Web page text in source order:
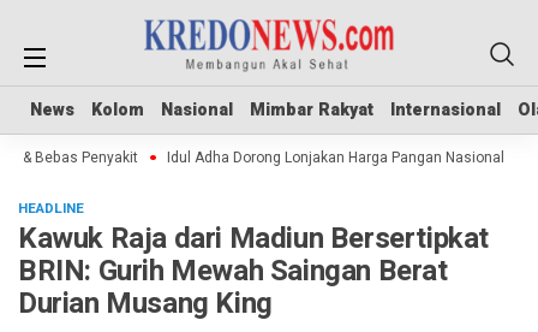
News Kolom Nasional Mimbar Rakyat Internasional
News Kolom Nasional Mimbar Rakyat Internasional
Bebas Penyakit Idul Adha Dorong Lonjakan Harga Pangan Nasional
HEADLINE
Kawuk Raja dari Madiun Bersertipkat
BRIN: Gurih Mewah Saingan Berat
Durian Musang King